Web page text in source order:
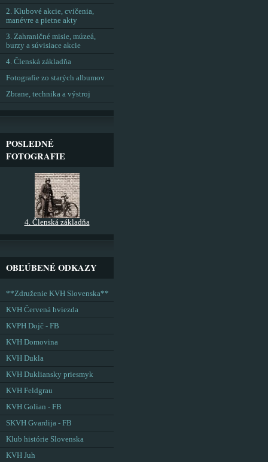
2. Klubové akcie, cvičenia,
manévre a pietne akty
3. Zahraničné misie, múzeá,
burzy a súvisiace akcie
4. Členská základňa
Fotografie zo starých albumov
Zbrane, technika a výstroj
POSLEDNÉ
FOTOGRAFIE
4. Členská základňa
OBĽÚBENÉ ODKAZY
**Združenie KVH Slovenska**
KVH Červená hviezda
KVPH Dojč - FB
KVH Domovina
KVH Dukla
KVH Dukliansky priesmyk
KVH Feldgrau
KVH Golian - FB
SKVH Gvardija - FB
Klub histórie Slovenska
KVH Juh